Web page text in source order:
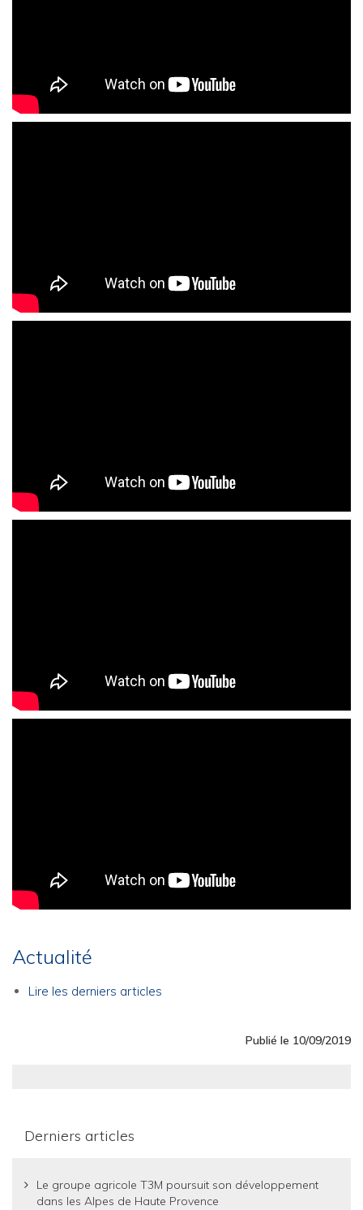
Actualité
Lire les derniers articles
Publié le 10/09/2019
Derniers articles
Le groupe agricole T3M poursuit son développement
dans les Alpes de Haute Provence